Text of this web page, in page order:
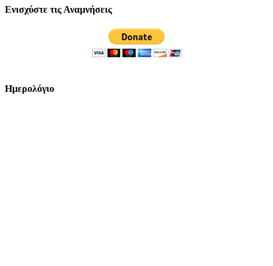
Ενισχύστε τις Αναμνήσεις
Ημερολόγιο